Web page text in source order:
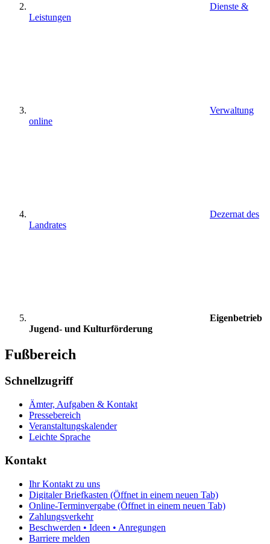
Dienste &
Leistungen
Verwaltung
online
Dezernat des
Landrates
Eigenbetrieb
Jugend- und Kulturförderung
Fußbereich
Schnellzugriff
Ämter, Aufgaben & Kontakt
Pressebereich
Veranstaltungskalender
Leichte Sprache
Kontakt
Ihr Kontakt zu uns
Digitaler Briefkasten (Öffnet in einem neuen Tab)
Online-Terminvergabe (Öffnet in einem neuen Tab)
Zahlungsverkehr
Beschwerden • Ideen • Anregungen
Barriere melden